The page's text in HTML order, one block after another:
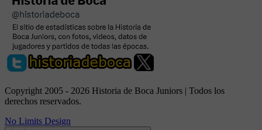
Copyright 2005 - 2026 Historia de Boca Juniors | Todos los
derechos reservados.
No Limits Design